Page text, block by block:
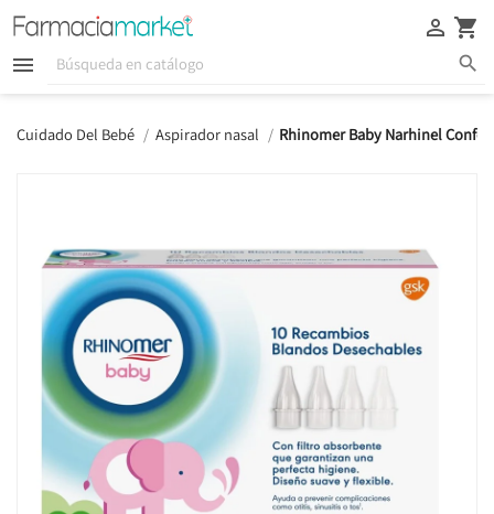
  
 
Cuidado Del Bebé Aspirador nasal Rhinomer Baby Narhinel